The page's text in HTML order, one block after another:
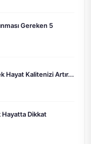
Gereken 5
Hayat Kalitenizi Artır...
Hayatta Dikkat